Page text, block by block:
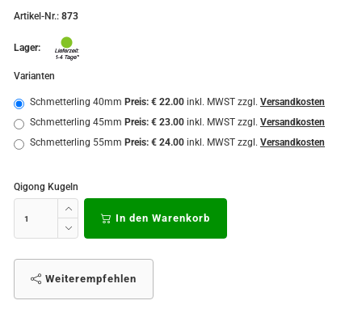
Artikel-Nr.: 873
Lager:
Varianten
Schmetterling 40mm Preis: € 22.00 inkl. MWST zzgl. Versandkosten
Schmetterling 45mm Preis: € 23.00 inkl. MWST zzgl. Versandkosten
Schmetterling 55mm Preis: € 24.00 inkl. MWST zzgl. Versandkosten
Qigong Kugeln
In den Warenkorb
Weiterempfehlen